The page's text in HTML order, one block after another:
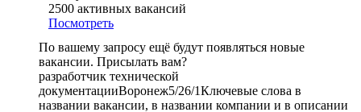
2500 активных вакансий
Посмотреть
По вашему запросу ещё будут появляться новые
вакансии. Присылать вам?
разработчик технической
документацииВоронеж5/26/1Ключевые слова в
названии вакансии, в названии компании и в описании